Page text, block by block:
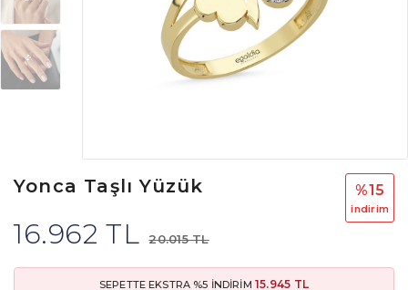
Yonca Taşlı Yüzük
16.962 TL 20.015 TL
%15
i̇ndi̇ri̇m
SEPETTE EKSTRA %5 İNDİRİM 15.945 TL